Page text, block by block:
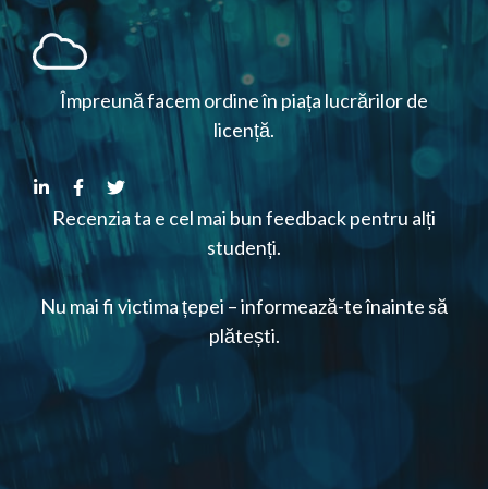
Împreună facem ordine în piața lucrărilor de
licență.
Recenzia ta e cel mai bun feedback pentru alți
studenți.
Nu mai fi victima țepei – informează-te înainte să
plătești.